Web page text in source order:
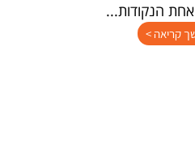
הנקודות...
קריאה >